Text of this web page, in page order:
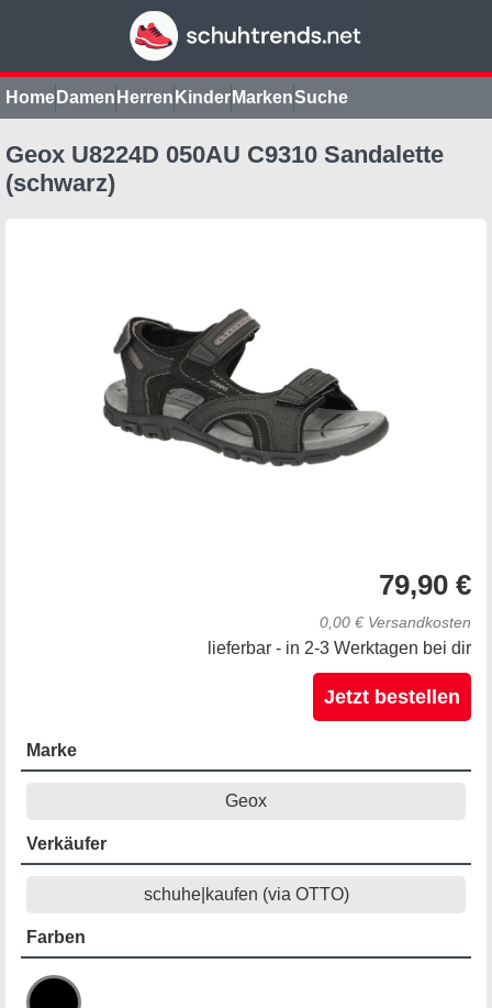
Home Damen Herren Kinder MarkenSuche
Geox U8224D 050AU C9310 Sandalette
(schwarz)
79,90 €
0,00 € Versandkosten
lieferbar - in 2-3 Werktagen bei dir
Jetzt bestellen
Marke
Geox
Verkäufer
schuhe|kaufen (via OTTO)
Farben